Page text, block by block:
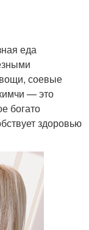
еда
соевые
— это
богато
здоровью